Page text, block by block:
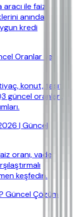
ile faiz
anında
kredi
Oranlar ve
konut, taşıt
güncel oranları,
| Güncel
oranı, vade
keşfedin.
Güncel Çözüm